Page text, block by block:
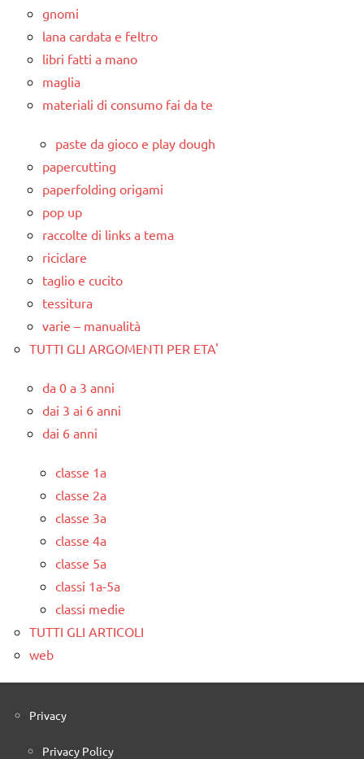
gnomi
lana cardata e feltro
libri fatti a mano
maglia
materiali di consumo fai da te
paste da gioco e play dough
papercutting
paperfolding origami
pop up
raccolte di links a tema
riciclare
taglio e cucito
tessitura
varie – manualità
TUTTI GLI ARGOMENTI PER ETA'
da 0 a 3 anni
dai 3 ai 6 anni
dai 6 anni
classe 1a
classe 2a
classe 3a
classe 4a
classe 5a
classi 1a-5a
classi medie
TUTTI GLI ARTICOLI
web
Privacy
Privacy Policy